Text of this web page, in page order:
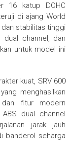
16 katup DOHC
di ajang World
stabilitas tinggi
channel, dan
untuk model ini
kuat, SRV 600
menghasilkan
dan fitur modern
dual channel
jarak jauh
banderol seharga